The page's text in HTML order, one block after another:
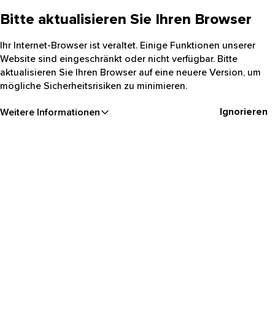
Bitte aktualisieren Sie Ihren Browser
Ihr Internet-Browser ist veraltet. Einige Funktionen unserer
Website sind eingeschränkt oder nicht verfügbar. Bitte
aktualisieren Sie Ihren Browser auf eine neuere Version, um
mögliche Sicherheitsrisiken zu minimieren.
Weitere Informationen Ignorieren